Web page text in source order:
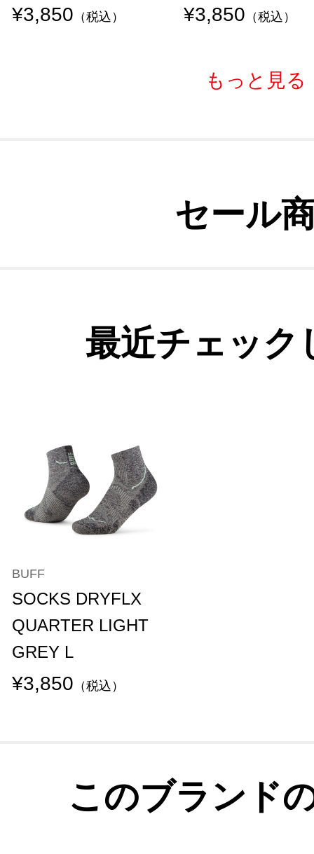
¥3,850 （税込） ¥3,850 （税込）
もっと見る
セール
最近チェック
BUFF
SOCKS DRYFLX
QUARTER LIGHT
GREY L
¥3,850 （税込）
このブランド